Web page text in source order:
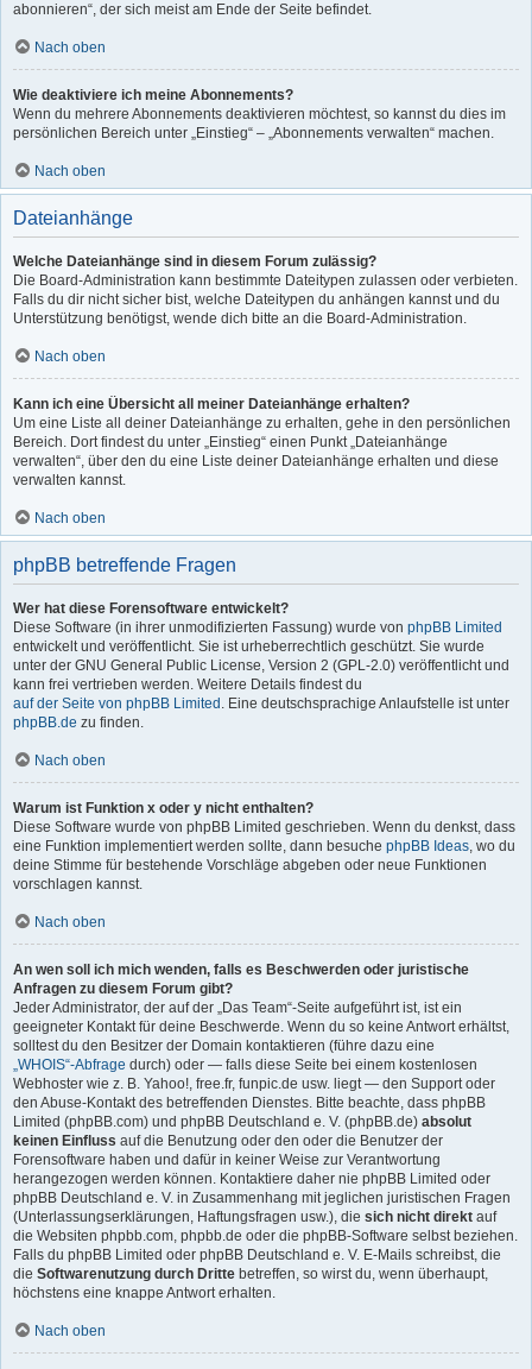
abonnieren“, der sich meist am Ende der Seite befindet.
Nach oben
Wie deaktiviere ich meine Abonnements?
Wenn du mehrere Abonnements deaktivieren möchtest, so kannst du dies im
persönlichen Bereich unter „Einstieg“ – „Abonnements verwalten“ machen.
Nach oben
Dateianhänge
Welche Dateianhänge sind in diesem Forum zulässig?
Die Board-Administration kann bestimmte Dateitypen zulassen oder verbieten.
Falls du dir nicht sicher bist, welche Dateitypen du anhängen kannst und du
Unterstützung benötigst, wende dich bitte an die Board-Administration.
Nach oben
Kann ich eine Übersicht all meiner Dateianhänge erhalten?
Um eine Liste all deiner Dateianhänge zu erhalten, gehe in den persönlichen
Bereich. Dort findest du unter „Einstieg“ einen Punkt „Dateianhänge
verwalten“, über den du eine Liste deiner Dateianhänge erhalten und diese
verwalten kannst.
Nach oben
phpBB betreffende Fragen
Wer hat diese Forensoftware entwickelt?
Diese Software (in ihrer unmodifizierten Fassung) wurde von phpBB Limited
entwickelt und veröffentlicht. Sie ist urheberrechtlich geschützt. Sie wurde
unter der GNU General Public License, Version 2 (GPL-2.0) veröffentlicht und
kann frei vertrieben werden. Weitere Details findest du
auf der Seite von phpBB Limited . Eine deutschsprachige Anlaufstelle ist unter
phpBB.de zu finden.
Nach oben
Warum ist Funktion x oder y nicht enthalten?
Diese Software wurde von phpBB Limited geschrieben. Wenn du denkst, dass
eine Funktion implementiert werden sollte, dann besuche phpBB Ideas, wo du
deine Stimme für bestehende Vorschläge abgeben oder neue Funktionen
vorschlagen kannst.
Nach oben
An wen soll ich mich wenden, falls es Beschwerden oder juristische
Anfragen zu diesem Forum gibt?
Jeder Administrator, der auf der „Das Team“-Seite aufgeführt ist, ist ein
geeigneter Kontakt für deine Beschwerde. Wenn du so keine Antwort erhältst,
solltest du den Besitzer der Domain kontaktieren (führe dazu eine
„WHOIS“-Abfrage durch) oder — falls diese Seite bei einem kostenlosen
Webhoster wie z. B. Yahoo!, free.fr, funpic.de usw. liegt — den Support oder
den Abuse-Kontakt des betreffenden Dienstes. Bitte beachte, dass phpBB
Limited (phpBB.com) und phpBB Deutschland e. V. (phpBB.de) absolut
keinen Einfluss auf die Benutzung oder den oder die Benutzer der
Forensoftware haben und dafür in keiner Weise zur Verantwortung
herangezogen werden können. Kontaktiere daher nie phpBB Limited oder
phpBB Deutschland e. V. in Zusammenhang mit jeglichen juristischen Fragen
(Unterlassungserklärungen, Haftungsfragen usw.), die sich nicht direkt auf
die Websiten phpbb.com, phpbb.de oder die phpBB-Software selbst beziehen.
Falls du phpBB Limited oder phpBB Deutschland e. V. E-Mails schreibst, die
die Softwarenutzung durch Dritte betreffen, so wirst du, wenn überhaupt,
höchstens eine knappe Antwort erhalten.
Nach oben